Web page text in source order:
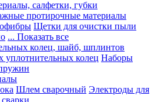
салфетки, губки
протирочные материалы
Щетки для очистки пыли
... Показать все
колец, шайб, шплинтов
уплотнительных колец Наборы
Шлем сварочный Электроды для